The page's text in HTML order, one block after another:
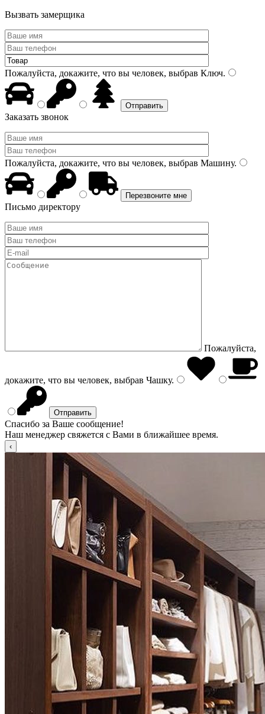
Вызвать замерщика
Пожалуйста, докажите, что вы человек, выбрав Ключ.
Заказать звонок
Пожалуйста, докажите, что вы человек, выбрав Машину.
Письмо директору
Пожалуйста,
докажите, что вы человек, выбрав Чашку.
Спасибо за Ваше сообщение!
Наш менеджер свяжется с Вами в ближайшее время.